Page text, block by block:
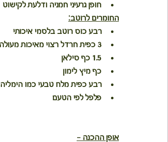
חופן גרעיני חמניה ודלעת לקישוט
החומרים לרוטב:
רבע כוס רוטב בלסמי איכותי
3 כפית חרדל רצוי מאיכות מעולה כמו דיז'ון אפשר גם עם גרגרים
1.5 כף סילאן
כף מיץ לימון
רבע כפית מלח טבעי כמו הימליה
פלפל לפי הטעם
אופן ההכנה -